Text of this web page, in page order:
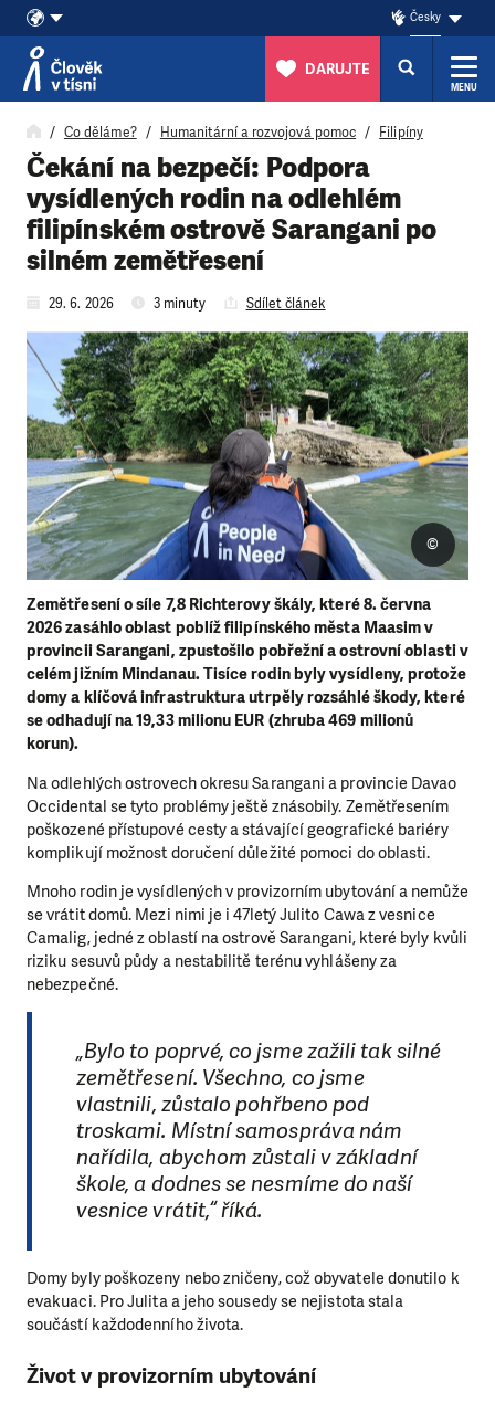
Přeskočit na obsah
Česky
DARUJTE
MENU
Co děláme? Humanitární a rozvojová pomoc Filipíny
Čekání na bezpečí: Podpora
vysídlených rodin na odlehlém
filipínském ostrově Sarangani po
silném zemětřesení
29. 6. 2026 3 minuty Sdílet článek
Zemětřesení o síle 7,8 Richterovy škály, které 8. června
2026 zasáhlo oblast poblíž filipínského města Maasim v
provincii Sarangani, zpustošilo pobřežní a ostrovní oblasti v
celém jižním Mindanau. Tisíce rodin byly vysídleny, protože
domy a klíčová infrastruktura utrpěly rozsáhlé škody, které
se odhadují na 19,33 milionu EUR (zhruba 469 milionů
korun).
©
Na odlehlých ostrovech okresu Sarangani a provincie Davao
Occidental se tyto problémy ještě znásobily. Zemětřesením
poškozené přístupové cesty a stávající geografické bariéry
komplikují možnost doručení důležité pomoci do oblasti.
Mnoho rodin je vysídlených v provizorním ubytování a nemůže
se vrátit domů. Mezi nimi je i 47letý Julito Cawa z vesnice
Camalig, jedné z oblastí na ostrově Sarangani, které byly kvůli
riziku sesuvů půdy a nestabilitě terénu vyhlášeny za
nebezpečné.
„Bylo to poprvé, co jsme zažili tak silné
zemětřesení. Všechno, co jsme
vlastnili, zůstalo pohřbeno pod
troskami. Místní samospráva nám
nařídila, abychom zůstali v základní
škole, a dodnes se nesmíme do naší
vesnice vrátit,“ říká.
Domy byly poškozeny nebo zničeny, což obyvatele donutilo k
evakuaci. Pro Julita a jeho sousedy se nejistota stala
součástí každodenního života.
Život v provizorním ubytování